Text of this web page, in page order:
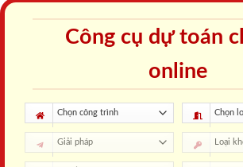
Công cụ dự toán
online